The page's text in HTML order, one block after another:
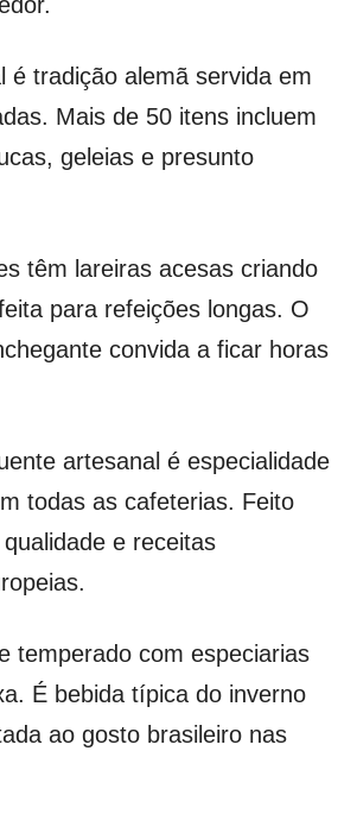
é tradição alemã servida em
Mais de 50 itens incluem
geleias e presunto
têm lareiras acesas criando
para refeições longas. O
convida a ficar horas
artesanal é especialidade
todas as cafeterias. Feito
e receitas
temperado com especiarias
É bebida típica do inverno
ao gosto brasileiro nas